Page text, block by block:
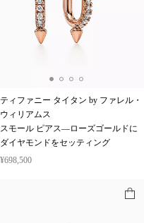
ティファニー タイタン by ファレル・
ウィリアムス
スモール ピアス—ローズゴールドに
ダイヤモンドをセッティング
¥698,500